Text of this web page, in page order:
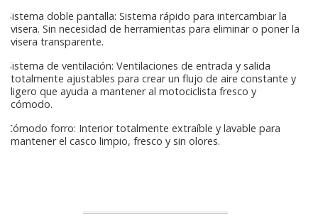
Sistema doble pantalla: Sistema rápido para intercambiar la
visera. Sin necesidad de herramientas para eliminar o poner la
visera transparente.
Sistema de ventilación: Ventilaciones de entrada y salida
totalmente ajustables para crear un flujo de aire constante y
ligero que ayuda a mantener al motociclista fresco y
cómodo.
Cómodo forro: Interior totalmente extraíble y lavable para
mantener el casco limpio, fresco y sin olores.